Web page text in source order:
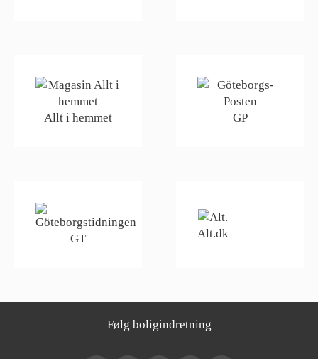
Allt i hemmet GP
GT Alt.dk
Følg boligindretning